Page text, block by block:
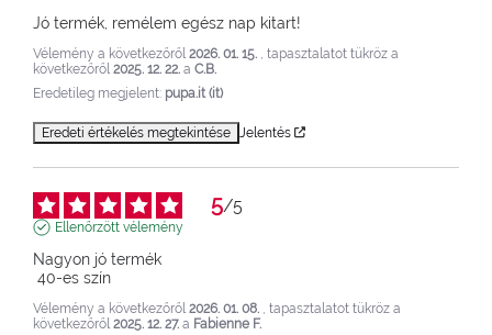
Jó termék, remélem egész nap kitart!
Vélemény a következőről 2026. 01. 15. , tapasztalatot tükröz a
következőről 2025. 12. 22. a C.B.
Eredetileg megjelent: pupa.it (it)
Eredeti értékelés megtekintése Jelentés
5/5
Ellenőrzött vélemény
Nagyon jó termék
40-es szín
Vélemény a következőről 2026. 01. 08. , tapasztalatot tükröz a
következőről 2025. 12. 27. a Fabienne F.